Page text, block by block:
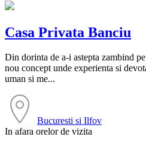
Casa Privata Banciu
Din dorinta de a-i astepta zambind
nou concept unde experienta si
uman si me...
Bucuresti si Ilfov
In afara orelor de vizita